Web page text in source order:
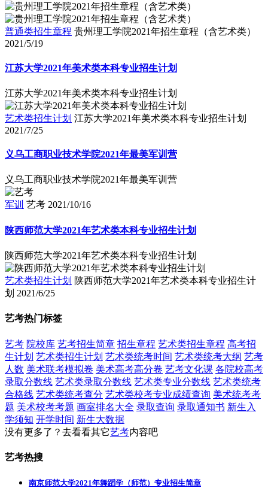
普通类招生章程 贵州理工学院2021年招生章程（含艺术类）
2021/5/19
江苏大学2021年美术类本科专业招生计划
江苏大学2021年美术类本科专业招生计划
艺术类招生计划 江苏大学2021年美术类本科专业招生计划
2021/7/25
义乌工商职业技术学院2021年最美军训营
义乌工商职业技术学院2021年最美军训营
军训 艺考 2021/10/16
陕西师范大学2021年艺术类本科专业招生计划
陕西师范大学2021年艺术类本科专业招生计划
艺术类招生计划 陕西师范大学2021年艺术类本科专业招生计
划 2021/6/25
艺考热门标签
艺考 院校库 艺考招生简章 招生章程 艺术类招生章程 高考招
生计划 艺术类招生计划 艺术类统考时间 艺术类统考大纲 艺考
人数 美术联考模拟卷 美术高考高分卷 艺考文化课 各院校高考
录取分数线 艺术类录取分数线 艺术类专业分数线 艺术类统考
合格线 艺术类统考查分 艺术类校考专业成绩查询 美术统考考
题 美术校考考题 画室排名大全 录取查询 录取通知书 新生入
学须知 开学时间 新生大数据
没有更多了？去看看其它艺考内容吧
艺考热搜
南京师范大学2021年舞蹈学（师范）专业招生简章